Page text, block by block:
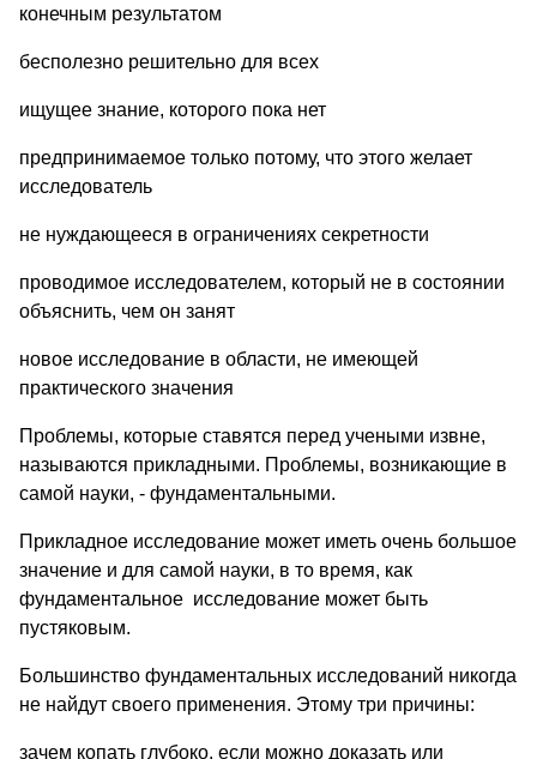
конечным результатом
бесполезно решительно для всех
ищущее знание, которого пока нет
предпринимаемое только потому, что этого желает
исследователь
не нуждающееся в ограничениях секретности
проводимое исследователем, который не в состоянии
объяснить, чем он занят
новое исследование в области, не имеющей
практического значения
Проблемы, которые ставятся перед учеными извне,
называются прикладными. Проблемы, возникающие в
самой науки, - фундаментальными.
Прикладное исследование может иметь очень большое
значение и для самой науки, в то время, как
фундаментальное исследование может быть
пустяковым.
Большинство фундаментальных исследований никогда
не найдут своего применения. Этому три причины:
зачем копать глубоко, если можно доказать или